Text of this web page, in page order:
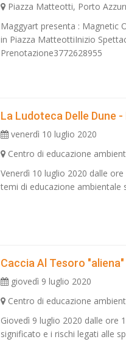
Piazza Matteotti, Porto
Maggyart presenta : Magnetic
in Piazza MatteottiInizio
Prenotazione3772628955
La Ludoteca Delle Dune
venerdì 10 luglio 2020
Centro di educazione
Venerdì 10 luglio 2020 dalle
temi di educazione ambientale
Caccia Al Tesoro
giovedì 9 luglio 2020
Centro di educazione
Giovedì 9 luglio 2020 dalle ore
significato e i rischi legati alle